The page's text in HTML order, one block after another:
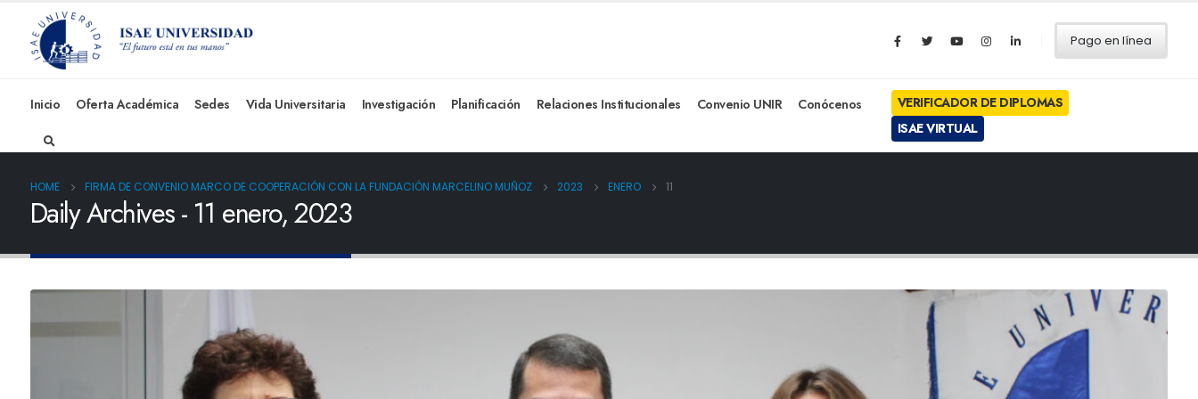
Pago en línea
Inicio Oferta Académica Sedes Vida Universitaria Investigación Planificación Relaciones Institucionales Convenio UNIR Conócenos
VERIFICADOR DE DIPLOMAS
ISAE VIRTUAL
HOME FIRMA DE CONVENIO MARCO DE COOPERACIÓN CON LA FUNDACIÓN MARCELINO MUÑOZ 2023 ENERO 11
Daily Archives - 11 enero, 2023